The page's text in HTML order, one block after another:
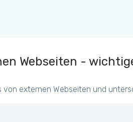
Webseiten -
externen Webseiten und